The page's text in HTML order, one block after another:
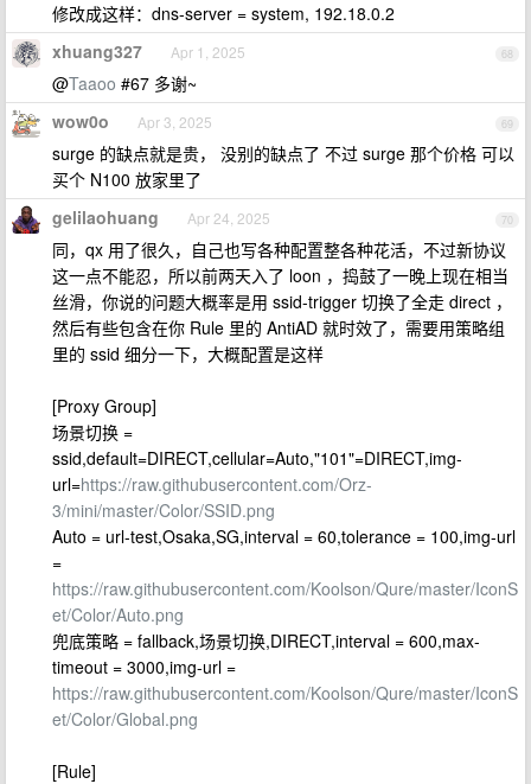
修改成这样：dns-server = system, 192.18.0.2
68
xhuang327 Apr 1, 2025
@Taaoo #67 多谢~
69
wow0o Apr 3, 2025
surge 的缺点就是贵， 没别的缺点了 不过 surge 那个价格 可以
买个 N100 放家里了
70
gelilaohuang Apr 24, 2025
同，qx 用了很久，自己也写各种配置整各种花活，不过新协议
这一点不能忍，所以前两天入了 loon ，捣鼓了一晚上现在相当
丝滑，你说的问题大概率是用 ssid-trigger 切换了全走 direct ，
然后有些包含在你 Rule 里的 AntiAD 就时效了，需要用策略组
里的 ssid 细分一下，大概配置是这样
[Proxy Group]
场景切换 =
ssid,default=DIRECT,cellular=Auto,"101"=DIRECT,img-
url=https://raw.githubusercontent.com/Orz-
3/mini/master/Color/SSID.png
Auto = url-test,Osaka,SG,interval = 60,tolerance = 100,img-url
=
https://raw.githubusercontent.com/Koolson/Qure/master/IconS
et/Color/Auto.png
兜底策略 = fallback,场景切换,DIRECT,interval = 600,max-
timeout = 3000,img-url =
https://raw.githubusercontent.com/Koolson/Qure/master/IconS
et/Color/Global.png
[Rule]